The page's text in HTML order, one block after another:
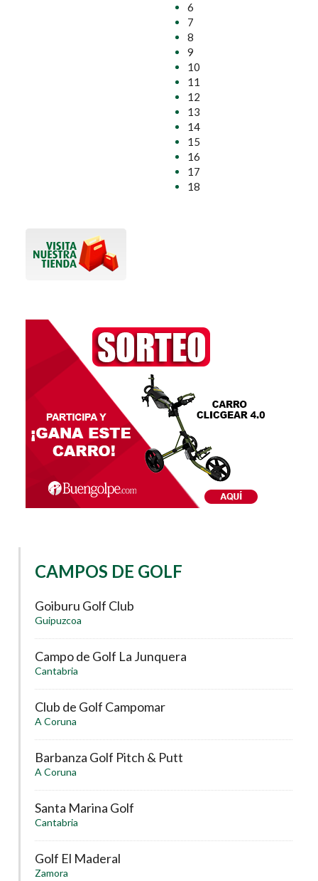
6
7
8
9
10
11
12
13
14
15
16
17
18
CAMPOS DE GOLF
Goiburu Golf Club
Guipuzcoa
Campo de Golf La Junquera
Cantabria
Club de Golf Campomar
A Coruna
Barbanza Golf Pitch & Putt
A Coruna
Santa Marina Golf
Cantabria
Golf El Maderal
Zamora